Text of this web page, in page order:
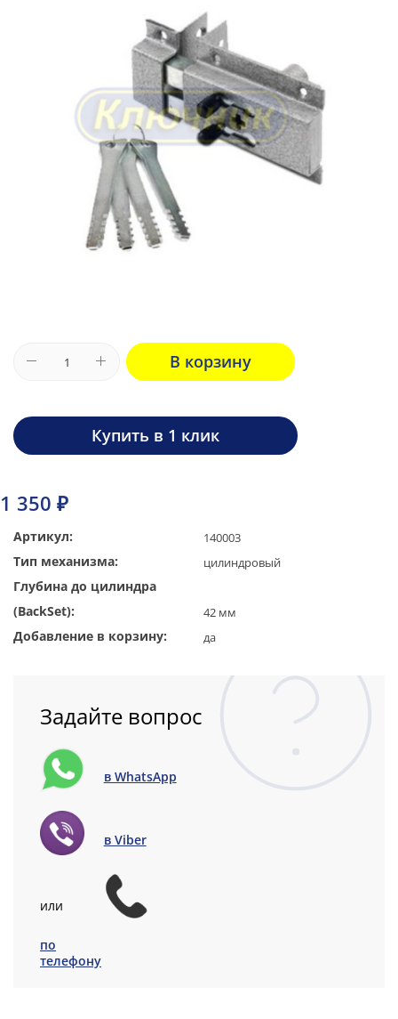
Артикул: 140003
Тип механизма: цилиндровый
Глубина до цилиндра
(BackSet):
42 мм
Добавление в корзину: да
1 350 ₽
В корзину
Купить в 1 клик
Задайте вопрос
в WhatsApp
в Viber
или
по
телефону